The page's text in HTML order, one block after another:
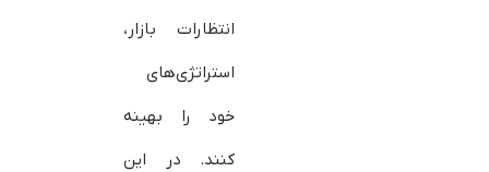
انتظارات بازار،
استراتژی‌های
خود را بهینه
کنند. در این